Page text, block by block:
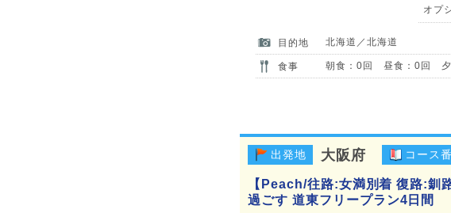
オプ
目的地 北海道／北海道
食事 朝食：0回 昼食：0回 夕
出発地 大阪府 コース
【Peach/往路:女満別着 復路:釧
過ごす 道東フリープラン4日間